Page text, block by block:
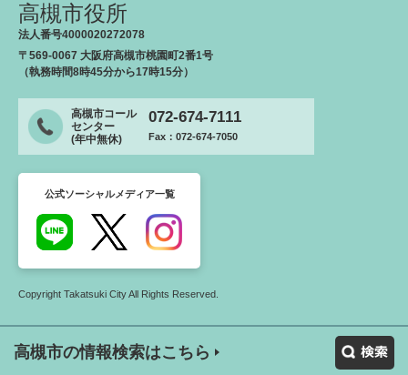
高槻市の情報検索はこちら
高槻市役所
法人番号4000020272078
〒569-0067 大阪府高槻市桃園町2番1号
（執務時間8時45分から17時15分）
高槻市コール
センター
(年中無休)
072-674-7111
Fax：072-674-7050
公式ソーシャルメディア一覧
Copyright Takatsuki City All Rights Reserved.